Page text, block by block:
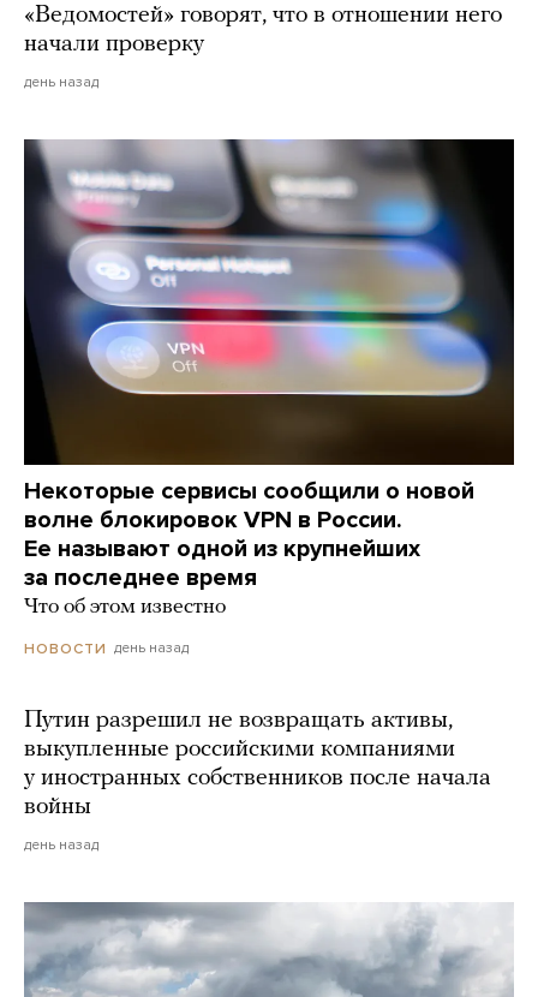
«Ведомостей» говорят, что в отношении него
начали проверку
день назад
Некоторые сервисы сообщили о новой
волне блокировок VPN в России.
Ее называют одной из крупнейших
за последнее время
Что об этом известно
НОВОСТИ день назад
Путин разрешил не возвращать активы,
выкупленные российскими компаниями
у иностранных собственников после начала
войны
день назад